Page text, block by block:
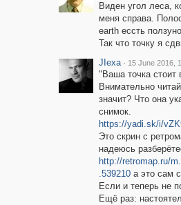
Виден угол леса,
меня справа.
earth ессть
Так что точку я
JIexa · 15 June 2016,
"Ваша точка стоит
Внимательно
значит? Что она
снимок.
https://yadi.sk/i/
Это скрин с
надеюсь
http://retromap.ru/
.539210а это сам
Если и теперь не
Ещё раз: